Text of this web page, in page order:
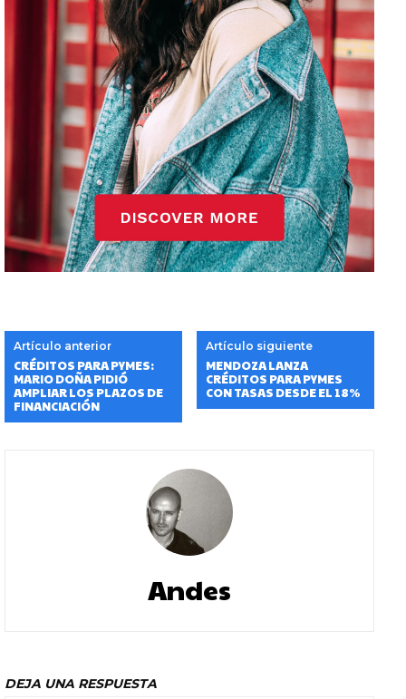
Artículo anterior
CRÉDITOS PARA PYMES:
MARIO DOÑA PIDIÓ
AMPLIAR LOS PLAZOS DE
FINANCIACIÓN
Artículo siguiente
MENDOZA LANZA
CRÉDITOS PARA PYMES
CON TASAS DESDE EL 18%
Andes
DEJA UNA RESPUESTA